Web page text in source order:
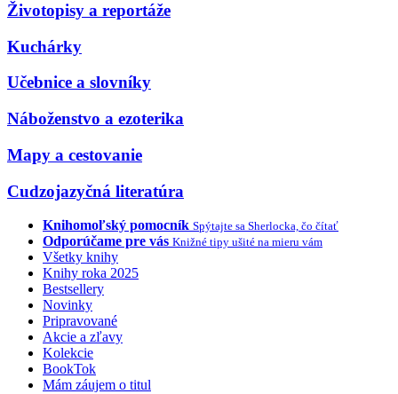
Životopisy a reportáže
Kuchárky
Učebnice a slovníky
Náboženstvo a ezoterika
Mapy a cestovanie
Cudzojazyčná literatúra
Knihomoľský pomocník Spýtajte sa Sherlocka, čo čítať
Odporúčame pre vás Knižné tipy ušité na mieru vám
Všetky knihy
Knihy roka 2025
Bestsellery
Novinky
Pripravované
Akcie a zľavy
Kolekcie
BookTok
Mám záujem o titul